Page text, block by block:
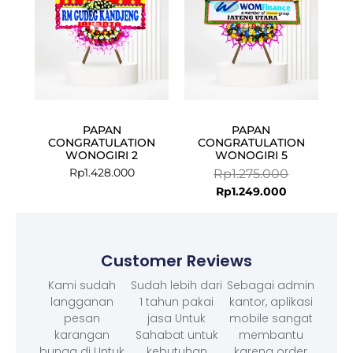
PAPAN
CONGRATULATION
WONOGIRI 2
Rp1.428.000
PAPAN
CONGRATULATION
WONOGIRI 5
Rp1.275.000
Rp1.249.000
Customer Reviews
Kami sudah
langganan
pesan
karangan
Sudah lebih dari
1 tahun pakai
jasa Untuk
Sahabat untuk
Sebagai admin
kantor, aplikasi
mobile sangat
membantu